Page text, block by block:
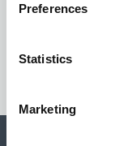
Preferences
Statistics
Marketing